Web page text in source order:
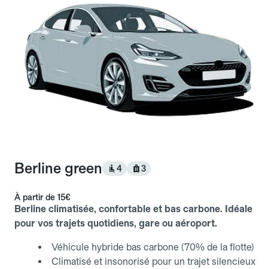
Berline green 4 3
À partir de 15€
Berline climatisée, confortable et bas carbone. Idéale
pour vos trajets quotidiens, gare ou aéroport.
Véhicule hybride bas carbone (70% de la flotte)
Climatisé et insonorisé pour un trajet silencieux